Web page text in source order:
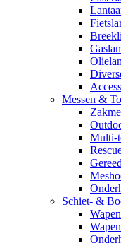
Messen &
Multi-
Schiet- &